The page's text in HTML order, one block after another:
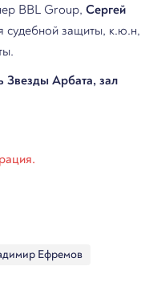
BBL Group, Сергей
судебной защиты, к.ю.н,
Звезды Арбата, зал
Ефремов